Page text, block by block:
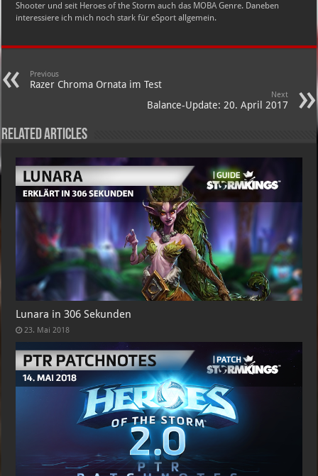
Shooter und seit Heroes of the Storm auch das MOBA Genre. Daneben
interessiere ich mich noch stark für eSport allgemein.
Previous
Razer Chroma Ornata im Test
Next
Balance-Update: 20. April 2017
Related Articles
Lunara in 306 Sekunden
23. Mai 2018